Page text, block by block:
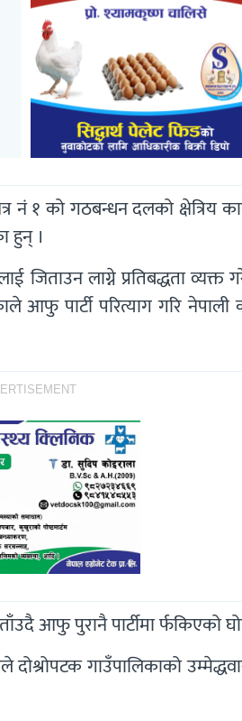
नं १ को गठबन्धन दलको क्षेत्रिय
हुन् ।
लाग्ने प्रतिबद्धता व्यक्त
पार्टी परित्याग गरि नेपाली
आफु पुरानै पार्टीमा र्फकिएको
दोश्रोपटक गाउँपालिकाको